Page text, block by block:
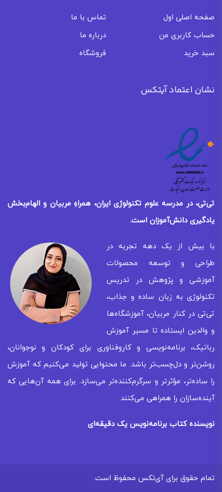
صفحه اصلی اول
تماس با ما
حساب کاربری من
درباره ما
سبد خرید
فروشگاه
نشان اعتماد آیتکس
تی‌تی، در مدرسه علوم تکنولوژی ایران، همراهِ مربیان و الهام‌بخش
یادگیریدانش‌آموزان است.
با بیش از یک دهه تجربه در
طراحی و توسعه محصولات
آموزشی و پژوهش در تدریس
تکنولوژی به زبان ساده و جذاب،
تی‌تی در کنار مربیان، آموزشگاه‌ها
و والدین ایستاده تا مسیر آموزش
رباتیک، برنامه‌نویسی و کاروفناوری برای کودکان و نوجوانان،
روشن‌تر و دل‌چسب‌تر باشد. ما محتوایی تولید می‌کنیم که آموزش
را ساده‌تر، مؤثرتر و سرگرم‌کننده‌تر می‌سازد. برای همه‌ آن‌هایی که
آینده‌سازان را همراهی می‌کنند.
نویسنده کتاب برنامه‌نویس یک دقیقه‌ای
تمام حقوق برایآی‌تکس محفوظ است.